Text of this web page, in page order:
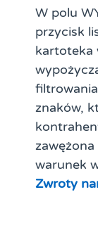
W polu
przycisk
kartoteka
znaków,
warunek
Zwroty